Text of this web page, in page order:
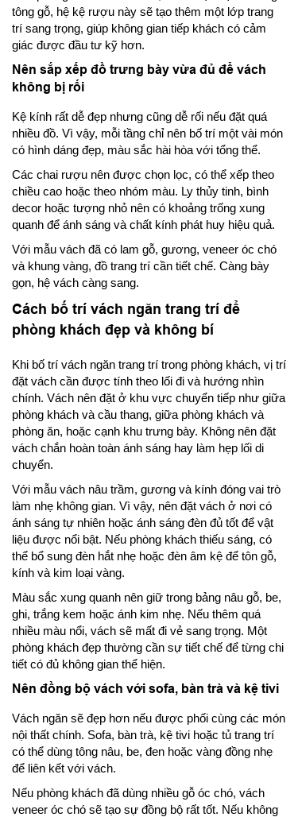
tông gỗ, hệ kệ rượu này sẽ tạo thêm một lớp trang
trí sang trọng, giúp không gian tiếp khách có cảm
giác được đầu tư kỹ hơn.
Nên sắp xếp đồ trưng bày vừa đủ để vách
không bị rối
Kệ kính rất dễ đẹp nhưng cũng dễ rối nếu đặt quá
nhiều đồ. Vì vậy, mỗi tầng chỉ nên bố trí một vài món
có hình dáng đẹp, màu sắc hài hòa với tổng thể.
Các chai rượu nên được chọn lọc, có thể xếp theo
chiều cao hoặc theo nhóm màu. Ly thủy tinh, bình
decor hoặc tượng nhỏ nên có khoảng trống xung
quanh để ánh sáng và chất kính phát huy hiệu quả.
Với mẫu vách đã có lam gỗ, gương, veneer óc chó
và khung vàng, đồ trang trí cần tiết chế. Càng bày
gọn, hệ vách càng sang.
Cách bố trí vách ngăn trang trí để
phòng khách đẹp và không bí
Khi bố trí vách ngăn trang trí trong phòng khách, vị trí
đặt vách cần được tính theo lối đi và hướng nhìn
chính. Vách nên đặt ở khu vực chuyển tiếp như giữa
phòng khách và cầu thang, giữa phòng khách và
phòng ăn, hoặc cạnh khu trưng bày. Không nên đặt
vách chắn hoàn toàn ánh sáng hay làm hẹp lối di
chuyển.
Với mẫu vách nâu trầm, gương và kính đóng vai trò
làm nhẹ không gian. Vì vậy, nên đặt vách ở nơi có
ánh sáng tự nhiên hoặc ánh sáng đèn đủ tốt để vật
liệu được nổi bật. Nếu phòng khách thiếu sáng, có
thể bổ sung đèn hắt nhẹ hoặc đèn âm kệ để tôn gỗ,
kính và kim loại vàng.
Màu sắc xung quanh nên giữ trong bảng nâu gỗ, be,
ghi, trắng kem hoặc ánh kim nhẹ. Nếu thêm quá
nhiều màu nổi, vách sẽ mất đi vẻ sang trọng. Một
phòng khách đẹp thường cần sự tiết chế để từng chi
tiết có đủ không gian thể hiện.
Nên đồng bộ vách với sofa, bàn trà và kệ tivi
Vách ngăn sẽ đẹp hơn nếu được phối cùng các món
nội thất chính. Sofa, bàn trà, kệ tivi hoặc tủ trang trí
có thể dùng tông nâu, be, đen hoặc vàng đồng nhẹ
để liên kết với vách.
Nếu phòng khách đã dùng nhiều gỗ óc chó, vách
veneer óc chó sẽ tạo sự đồng bộ rất tốt. Nếu không